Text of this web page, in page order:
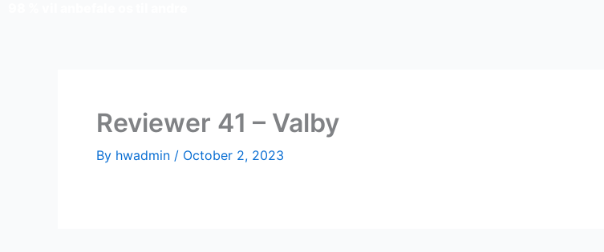
Reviewer 41 – Valby
By hwadmin / October 2, 2023